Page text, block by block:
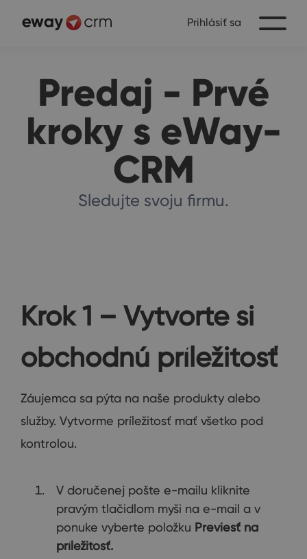
Prihlásiť sa
Predaj - Prvé
kroky s eWay-
CRM
Sledujte svoju firmu.
Krok 1 – Vytvorte si
obchodnú príležitosť
Záujemca sa pýta na naše produkty alebo
služby. Vytvorme príležitosť mať všetko pod
kontrolou.
V doručenej pošte e-mailu kliknite
pravým tlačidlom myši na e-mail a v
ponuke vyberte položku Previesť na
príležitosť.